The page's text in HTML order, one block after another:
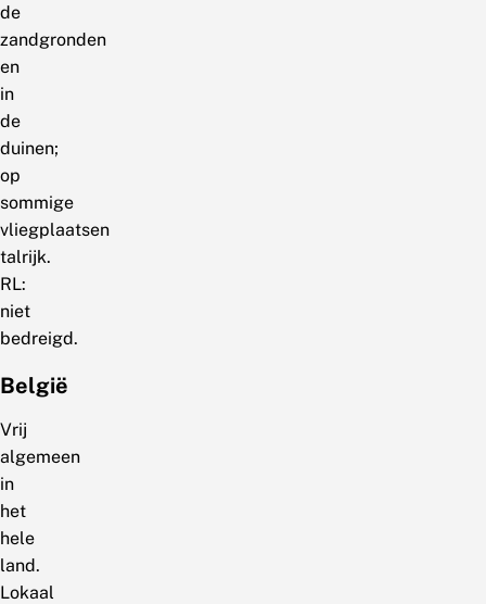
de
zandgronden
en
in
de
duinen;
op
sommige
vliegplaatsen
talrijk.
RL:
niet
bedreigd.
België
Vrij
algemeen
in
het
hele
land.
Lokaal